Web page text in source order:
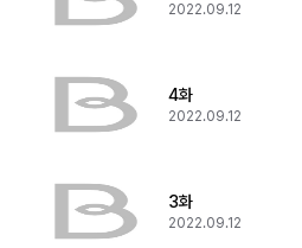
2022.09.12
4화
2022.09.12
3화
2022.09.12